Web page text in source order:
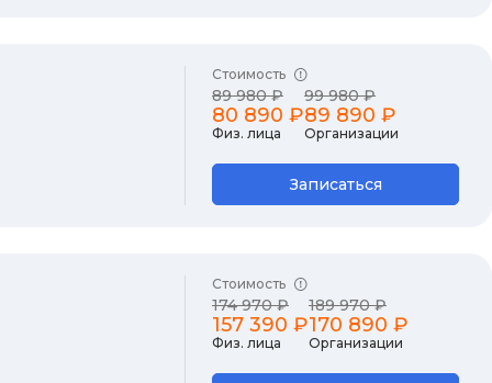
Стоимость
89 980 ₽
80 890 ₽
Физ. лица
99 980 ₽
89 890 ₽
Организации
Записаться
Стоимость
174 970 ₽
157 390 ₽
Физ. лица
189 970 ₽
170 890 ₽
Организации